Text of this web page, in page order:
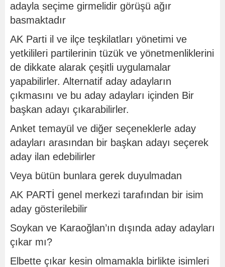
adayla seçime girmelidir görüşü ağır
basmaktadır
AK Parti il ve ilçe teşkilatları yönetimi ve
yetkilileri partilerinin tüzük ve yönetmenliklerini
de dikkate alarak çeşitli uygulamalar
yapabilirler. Alternatif aday adayların
çıkmasını ve bu aday adayları içinden Bir
başkan adayı çıkarabilirler.
Anket temayül ve diğer seçeneklerle aday
adayları arasından bir başkan adayı seçerek
aday ilan edebilirler
Veya bütün bunlara gerek duyulmadan
AK PARTİ genel merkezi tarafından bir isim
aday gösterilebilir
Soykan ve Karaoğlan’ın dışında aday adayları
çıkar mı?
Elbette çıkar kesin olmamakla birlikte isimleri